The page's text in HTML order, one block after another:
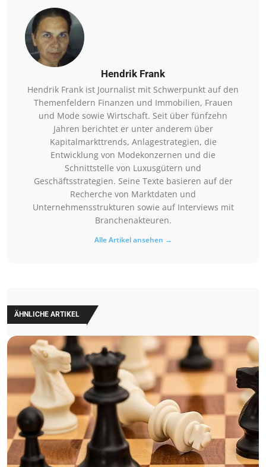
Hendrik Frank
Hendrik Frank ist Journalist mit Schwerpunkt auf den
Themenfeldern Finanzen und Immobilien, Frauen
und Mode sowie Wirtschaft. Seit über fünfzehn
Jahren berichtet er unter anderem über
Kapitalmarkttrends, Anlagestrategien, die
Entwicklung von Modekonzernen und die
Schnittstelle von Luxusgütern und
Geschäftsstrategien. Seine Texte basieren auf der
Recherche von Marktdaten und
Unternehmensstrukturen sowie auf Interviews mit
Branchenakteuren.
Alle Artikel ansehen →
ÄHNLICHE ARTIKEL